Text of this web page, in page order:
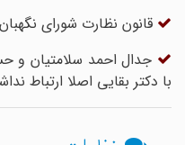
قانون نظارت شورای نگهبان
با دکتر بقایی اصلا ارتباط